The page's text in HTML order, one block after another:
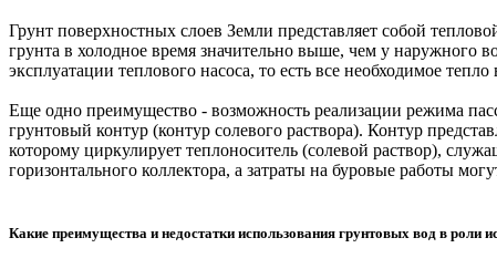
Грунт поверхностных слоев Земли представляет собой
грунта в холодное время значительно выше, чем у наружного
эксплуатации теплового насоса, то есть все необходимое
Еще одно преимущество - возможность реализации режима
грунтовый контур (контур солевого раствора). Контур
которому циркулирует теплоноситель (солевой раствор),
горизонтального коллектора, а затраты на буровые работы
Какие преимущества и недостатки использования грунтовых вод в роли